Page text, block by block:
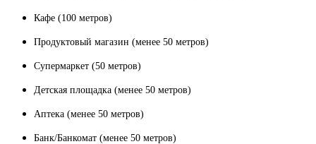
Кафе (100 метров)
Продуктовый магазин (менее 50 метров)
Супермаркет (50 метров)
Детская площадка (менее 50 метров)
Аптека (менее 50 метров)
Банк/Банкомат (менее 50 метров)